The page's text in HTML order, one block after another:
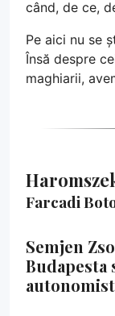
când, de ce,
Pe aici nu se
Însă despre
maghiarii,
Farcadi
Semjen
Budapesta